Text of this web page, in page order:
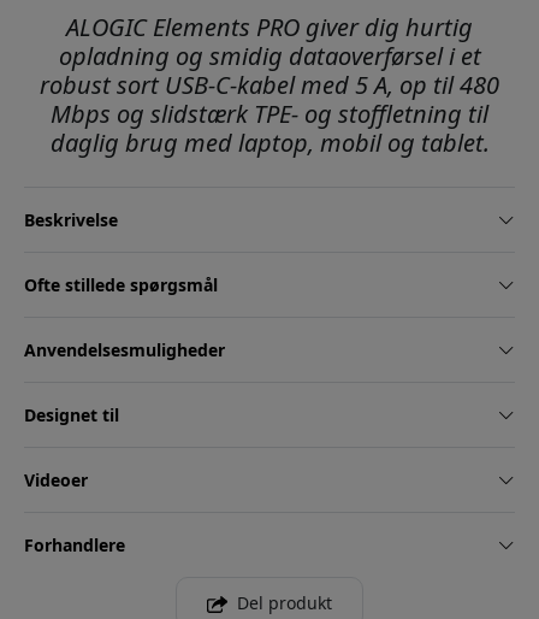
ALOGIC Elements PRO giver dig hurtig
opladning og smidig dataoverførsel i et
robust sort USB-C-kabel med 5 A, op til 480
Mbps og slidstærk TPE- og stoffletning til
daglig brug med laptop, mobil og tablet.
Beskrivelse
Ofte stillede spørgsmål
Anvendelsesmuligheder
Designet til
Videoer
Forhandlere
Del produkt